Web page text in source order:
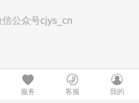
信公众号cjys_cn
服务 客服 我的